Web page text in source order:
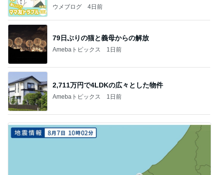
ウメブログ 4日前
79日ぶりの猫と義母からの解放
Amebaトピックス 1日前
2,711万円で4LDKの広々とした物件
Amebaトピックス 1日前